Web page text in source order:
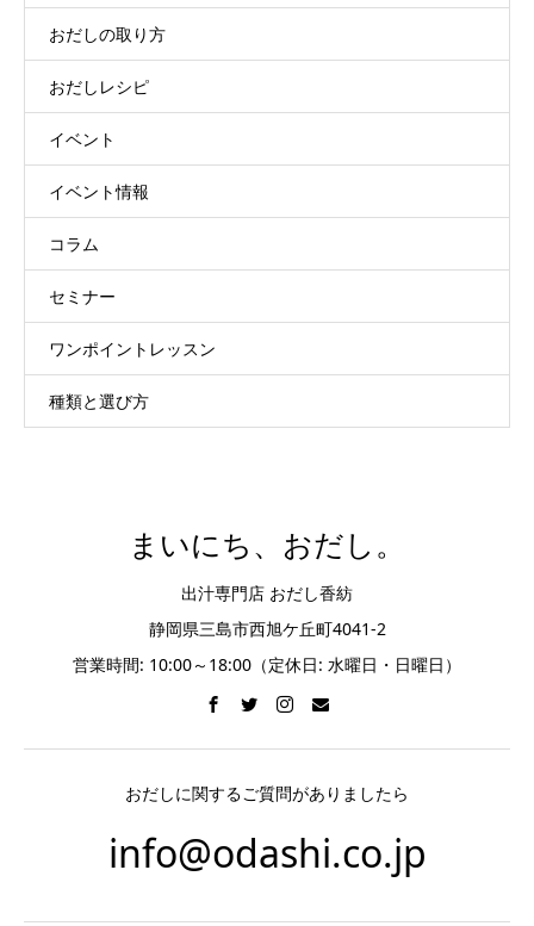
おだしの取り方
おだしレシピ
イベント
イベント情報
コラム
セミナー
ワンポイントレッスン
種類と選び方
まいにち、おだし。
出汁専門店 おだし香紡
静岡県三島市西旭ケ丘町4041-2
営業時間: 10:00～18:00（定休日: 水曜日・日曜日）
おだしに関するご質問がありましたら
info@odashi.co.jp